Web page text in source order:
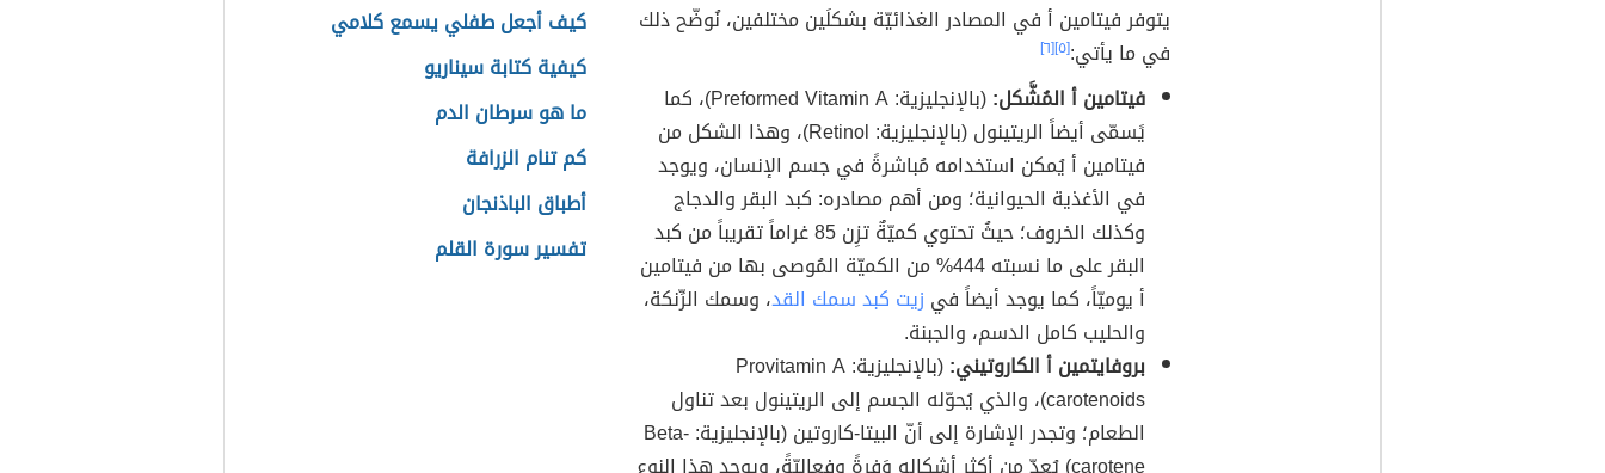
يتوفر فيتامين أ في المصادر الغذائيّة بشكلَين مختلفين، نُوضّح ذلك
في ما يأتي:[٥] [٦]
فيتامين أ المُشَّكل:
(بالإنجليزية: Preformed Vitamin A)، كما
يًسمّى أيضاً الريتينول (بالإنجليزية: Retinol)، وهذا الشكل من
فيتامين أ يُمكن استخدامه مُباشرةً في جسم الإنسان، ويوجد
في الأغذية الحيوانية؛ ومن أهم مصادره: كبد البقر والدجاج
وكذلك الخروف؛ حيثُ تحتوي كميّةٌ تزِن 85 غراماً تقريباً من كبد
البقر على ما نسبته 444% من الكميّة المُوصى بها من فيتامين
أ يوميّاً، كما يوجد أيضاً في زيت كبد سمك القد، وسمك الرِّنكة،
والحليب كامل الدسم، والجبنة.
بروفايتمين أ الكاروتيني:
(بالإنجليزية: Provitamin A
carotenoids)، والذي يُحوّله الجسم إلى الريتينول بعد تناول
الطعام؛ وتجدر الإشارة إلى أنّ البيتا-كاروتين (بالإنجليزية: Beta-
كيف أجعل طفلي يسمع كلامي
كيفية كتابة سيناريو
ما هو سرطان الدم
كم تنام الزرافة
أطباق الباذنجان
تفسير سورة القلم